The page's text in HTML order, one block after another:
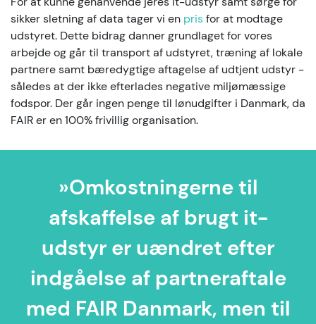
sikker sletning af data tager vi en prisfor at modtage
udstyret. Dette bidrag danner grundlaget for vores
arbejde og går til transport af udstyret, træning af lokale
partnere samt bæredygtige aftagelse af udtjent udstyr -
således at der ikke efterlades negative miljømæssige
fodspor. Der går ingen penge til lønudgifter i Danmark, da
FAIR er en 100% frivillig organisation.
»Omkostningerne til
afskaffelse af brugt it-
udstyr er uændret efter
indgåelse af partneraftale
med FAIR Danmark, men til